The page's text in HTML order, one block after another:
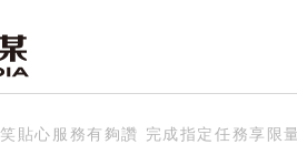
貼心服務有夠讚 完成指定任務享限